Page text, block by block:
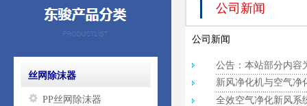
丝网除沫器
PP丝网除沫器
公司新闻
公司新闻
公告：本站部分内容
新风净化机与空气净
全效空气净化新风系